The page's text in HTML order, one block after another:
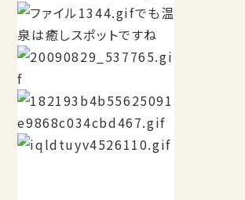
でも温
泉は癒しスポットですね